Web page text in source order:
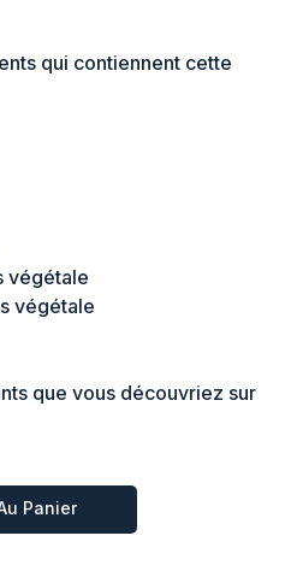
qui contiennent cette
végétale
végétale
que vous découvriez sur
sublime quantité
Panier